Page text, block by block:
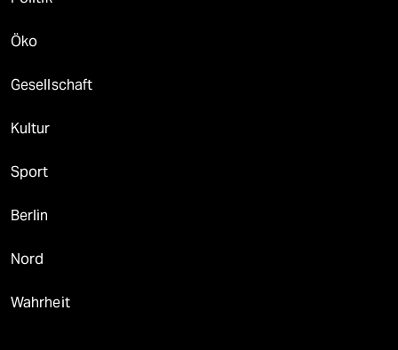
Öko
Gesellschaft
Kultur
Sport
Berlin
Nord
Wahrheit